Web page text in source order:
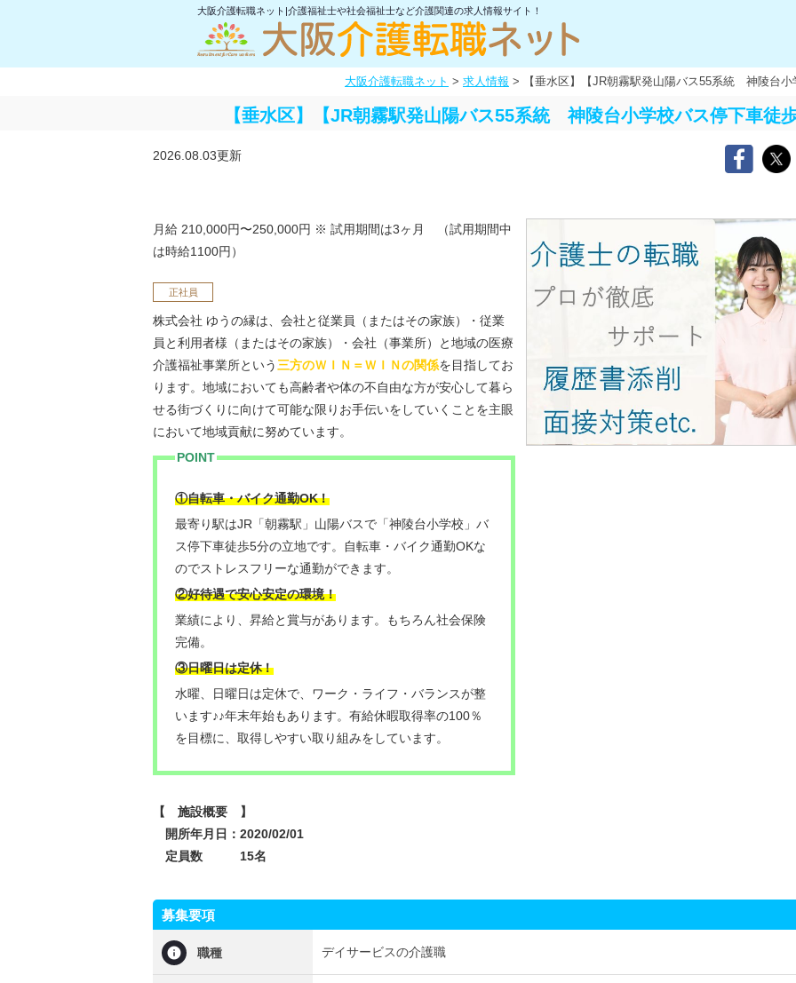
大阪介護転職ネット|介護福祉士や社会福祉士など介護関連の求人情報サイト！
大阪介護転職ネット > 求人情報 > 【垂水区】【JR朝霧駅発山陽バス55系統 神陵台
【垂水区】【JR朝霧駅発山陽バス55系統 神陵台小学校バス停下車徒
2026.08.03更新
月給 210,000円〜250,000円 ※ 試用期間は3ヶ月 （試用期間中
は時給1100円）
正社員
株式会社 ゆうの縁は、会社と従業員（またはその家族）・従業
員と利用者様（またはその家族）・会社（事業所）と地域の医療
介護福祉事業所という 三方のＷＩＮ＝ＷＩＮの関係を目指してお
ります。地域においても高齢者や体の不自由な方が安心して暮ら
せる街づくりに向けて可能な限りお手伝いをしていくことを主眼
において地域貢献に努めています。
POINT
①自転車・バイク通勤OK！
最寄り駅はJR「朝霧駅」山陽バスで「神陵台小学校」バ
ス停下車徒歩5分の立地です。自転車・バイク通勤OKな
のでストレスフリーな通勤ができます。
②好待遇で安心安定の環境！
業績により、昇給と賞与があります。もちろん社会保険
完備。
③日曜日は定休！
水曜、日曜日は定休で、ワーク・ライフ・バランスが整
います♪♪年末年始もあります。有給休暇取得率の100％
を目標に、取得しやすい取り組みをしています。
【 施設概要 】
開所年月日：2020/02/01
定員数 15名
募集要項
職種 デイサービスの介護職